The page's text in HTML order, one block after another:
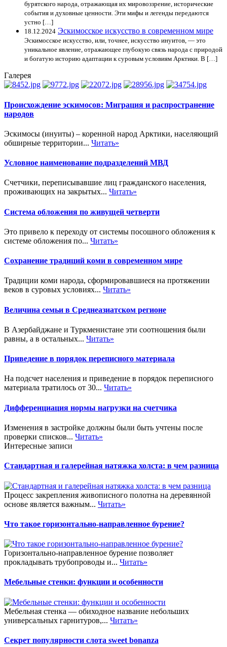
бурятского народа, отражающая их мировоззрение, исторические
события и духовные ценности. Эти мифы и легенды передаются
устно […]
18.12.2024 Эскимосское искусство в современном мире
Эскимосское искусство, или, точнее, искусство инуитов, — это
уникальное явление, отражающее глубокую связь народа с природой
и богатую историю адаптации к суровым условиям Арктики. В […]
Галерея
Происхождение эскимосов: Миграция и распространение
народов
Эскимосы (инуиты) – коренной народ Арктики, населяющий
обширные территории... Читать»
Условное наименование подразделений МВД
Счетчики, переписывавшие лиц гражданского населения,
проживающих на закрытых... Читать»
Система обложения по живущей четверти
Это привело к переходу от системы посошного обложения к
системе обложения по... Читать»
Сохранение традиций коми в современном мире
Традиции коми народа, сформировавшиеся на протяжении
веков в суровых условиях... Читать»
Величина семьи в Среднеазиатском регионе
В Азербайджане и Туркменистане эти соотношения были
равны, а в остальных... Читать»
Приведение в порядок переписного материала
На подсчет населения и приведение в порядок переписного
материала тратилось от 30... Читать»
Дифференциация нормы нагрузки на счетчика
Изменения в застройке должны были быть учтены после
проверки списков... Читать»
Интересные записи
Стандартная и галерейная натяжка холста: в чем разница
Процесс закрепления живописного полотна на деревянной
основе является важным... Читать»
Что такое горизонтально-направленное бурение?
Горизонтально-направленное бурение позволяет
прокладывать трубопроводы и... Читать»
Мебельные стенки: функции и особенности
Мебельная стенка — обиходное название небольших
универсальных гарнитуров,... Читать»
Секрет популярности слота sweet bonanza